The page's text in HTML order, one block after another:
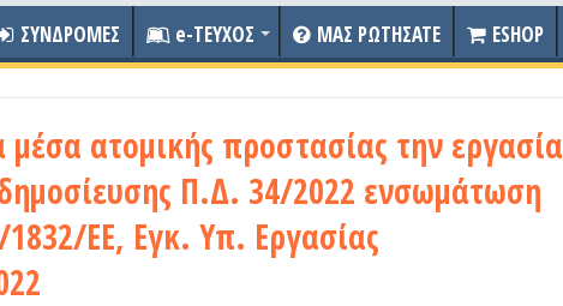
ΣΥΝΔΡΟΜΕΣ e-ΤΕΥΧΟΣ ΜΑΣ ΡΩΤΗΣΑΤΕ ESHOP
μέσα ατομικής προστασίας την εργασία
Π.Δ. 34/2022 ενσωμάτωση
1832/ΕΕ, Εγκ. Υπ. Εργασίας